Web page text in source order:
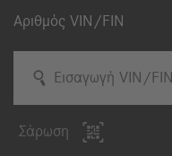
Αριθμός VIN/FIN
Εισαγωγή VIN/FIN
Σάρωση